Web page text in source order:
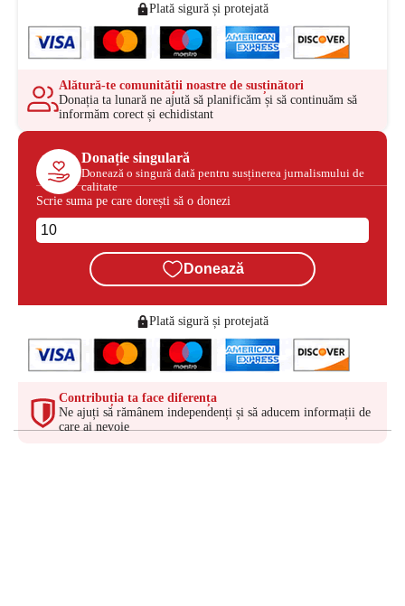
Plată sigură și protejată
Alătură-te comunității noastre de susținători
Donația ta lunară ne ajută să planificăm și să continuăm să
informăm corect și echidistant
Donație singulară
Donează o singură dată pentru susținerea jurnalismului de
calitate
Scrie suma pe care dorești să o donezi
Donează
Plată sigură și protejată
Contribuția ta face diferența
Ne ajuți să rămânem independenți și să aducem informații de
care ai nevoie